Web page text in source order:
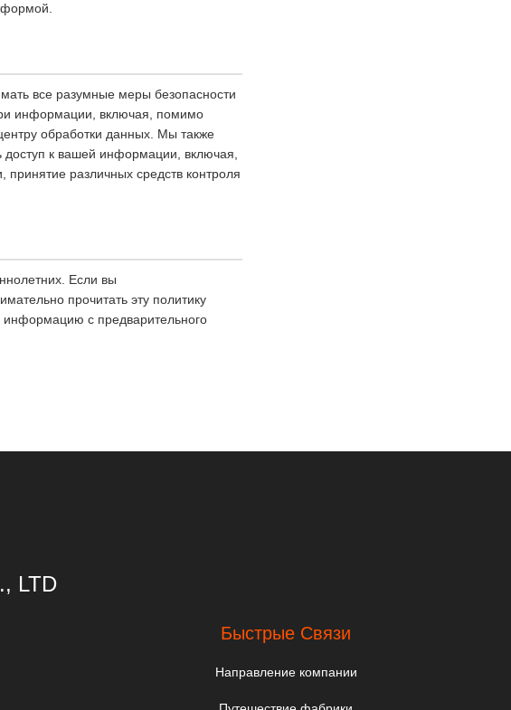
все разумные меры безопасности
информации, включая, помимо
обработки данных. Мы также
доступ к вашей информации, включая,
различных средств контроля
Если вы
прочитать эту политику
информацию с предварительного
LTD
Быстрые Связи
Направление компании